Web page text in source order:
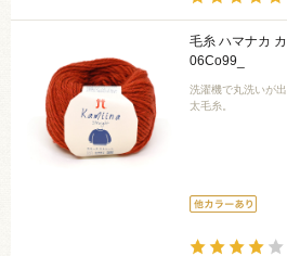
毛糸 ハマナカ
06Co99_
洗濯機で丸洗いが
太毛糸。